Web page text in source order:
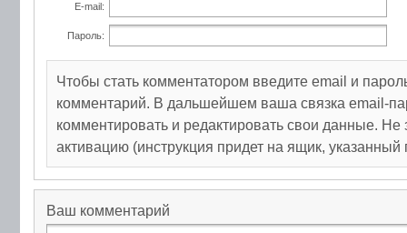
E-mail:
Пароль:
Чтобы стать комментатором введите email и
комментарий. В дальшейшем ваша связка email-
комментировать и редактировать свои данные. Не
активацию (инструкция придет на ящик, указанный
Ваш комментарий